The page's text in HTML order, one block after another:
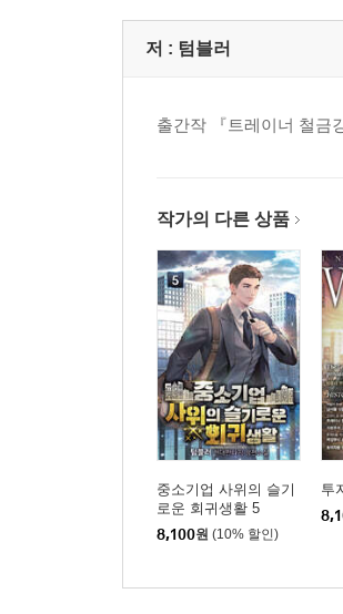
저 : 텀블러
출간작 『트레이너 철금
작가의 다른 상품
중소기업 사위의 슬기
로운 회귀생활 5
8,100원 (10% 할인)
투